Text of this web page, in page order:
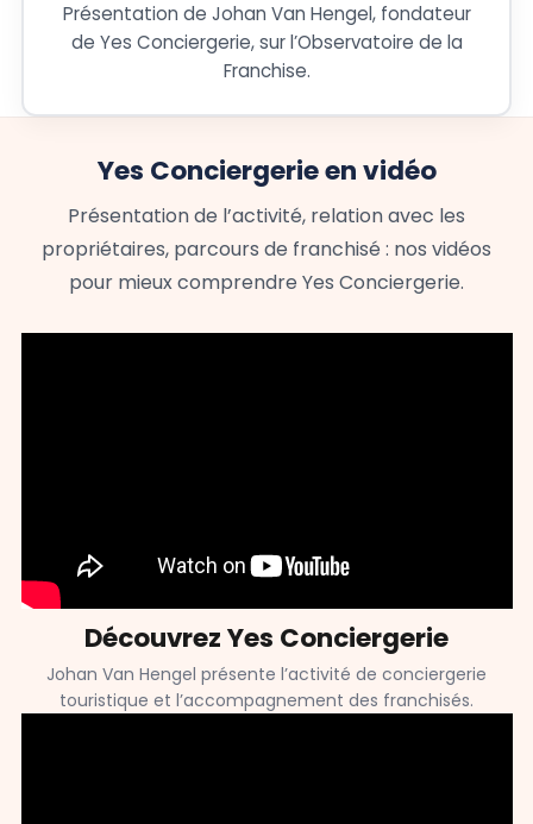
Présentation de Johan Van Hengel, fondateur
de Yes Conciergerie, sur l’Observatoire de la
Franchise.
Yes Conciergerie en vidéo
Présentation de l’activité, relation avec les
propriétaires, parcours de franchisé : nos vidéos
pour mieux comprendre Yes Conciergerie.
Découvrez Yes Conciergerie
Johan Van Hengel présente l’activité de conciergerie
touristique et l’accompagnement des franchisés.